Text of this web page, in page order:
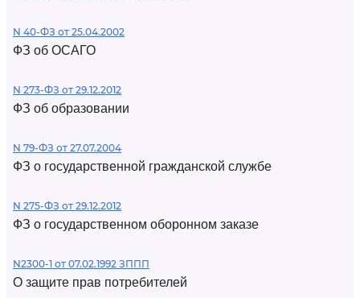
N 40-ФЗ от 25.04.2002
ФЗ об ОСАГО
N 273-ФЗ от 29.12.2012
ФЗ об образовании
N 79-ФЗ от 27.07.2004
ФЗ о государственной гражданской службе
N 275-ФЗ от 29.12.2012
ФЗ о государственном оборонном заказе
N2300-1 от 07.02.1992 ЗППП
О защите прав потребителей